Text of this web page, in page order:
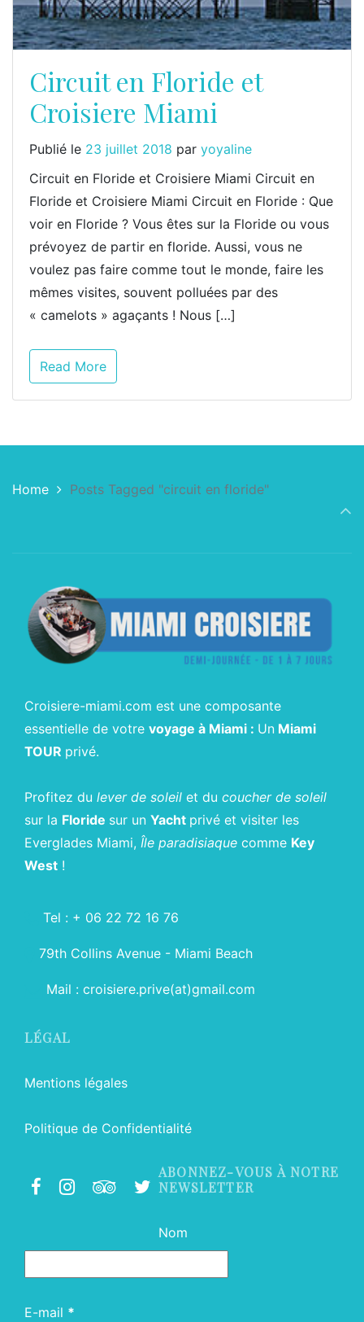
Circuit en Floride et
Croisiere Miami
Publié le 23 juillet 2018 par yoyaline
Circuit en Floride et Croisiere Miami Circuit en
Floride et Croisiere Miami Circuit en Floride : Que
voir en Floride ? Vous êtes sur la Floride ou vous
prévoyez de partir en floride. Aussi, vous ne
voulez pas faire comme tout le monde, faire les
mêmes visites, souvent polluées par des
« camelots » agaçants ! Nous […]
Read More
Home Posts Tagged "circuit en floride"
Croisiere-miami.com est une composante
essentielle de votre voyage à Miami : Un Miami
TOUR privé.
Profitez du lever de soleil et du coucher de soleil
sur la Floride sur un Yacht privé et visiter les
Everglades Miami, Île paradisiaque comme Key
West !
Tel : + 06 22 72 16 76
79th Collins Avenue - Miami Beach
Mail : croisiere.prive(at)gmail.com
LÉGAL
Mentions légales
Politique de Confidentialité
ABONNEZ-VOUS À NOTRE
NEWSLETTER
Nom
E-mail *